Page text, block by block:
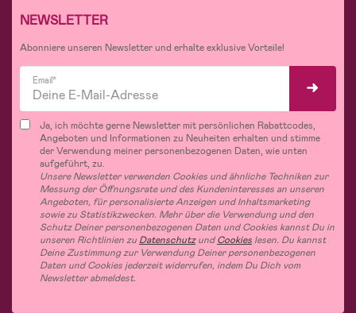
NEWSLETTER
Abonniere unseren Newsletter und erhalte exklusive Vorteile!
Email*
Ja, ich möchte gerne Newsletter mit persönlichen Rabattcodes,
Angeboten und Informationen zu Neuheiten erhalten und stimme
der Verwendung meiner personenbezogenen Daten, wie unten
aufgeführt, zu.
Unsere Newsletter verwenden Cookies und ähnliche Techniken zur
Messung der Öffnungsrate und des Kundeninteresses an unseren
Angeboten, für personalisierte Anzeigen und Inhaltsmarketing
sowie zu Statistikzwecken. Mehr über die Verwendung und den
Schutz Deiner personenbezogenen Daten und Cookies kannst Du in
unseren Richtlinien zu DatenschutzundCookies lesen. Du kannst
Deine Zustimmung zur Verwendung Deiner personenbezogenen
Daten und Cookies jederzeit widerrufen, indem Du Dich vom
Newsletter abmeldest.